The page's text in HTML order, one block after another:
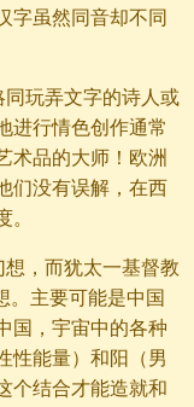
字虽然同音却不同
玩弄文字的诗人或
进行情色创作通常
术品的大师！欧洲
们没有误解，在西
。
，而犹太一基督教
。主要可能是中国
国，宇宙中的各种
性能量）和阳（男
个结合才能造就和